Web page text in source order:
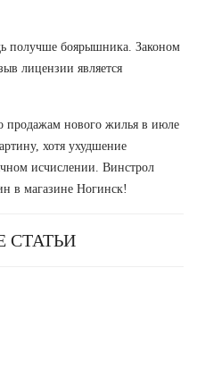
получше боярышника. Законом
лицензии является
продажам нового жилья в июле
хотя ухудшение
исчислении. Винстрол
в магазине Ногинск!
СТАТЬИ